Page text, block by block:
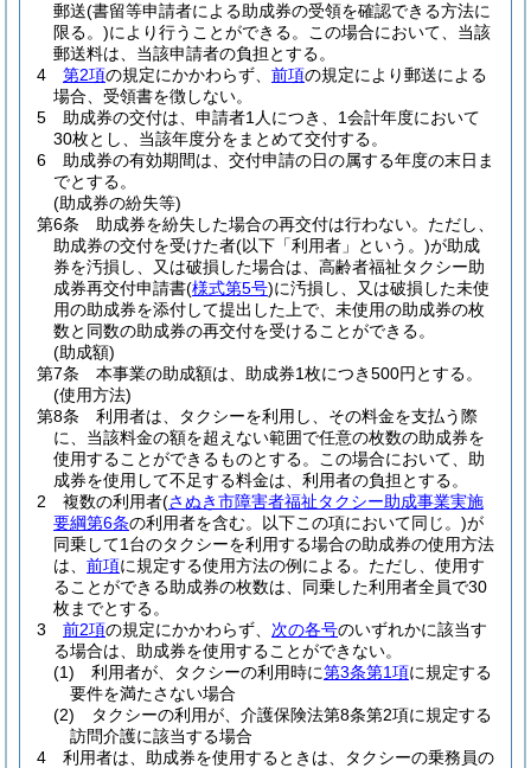
郵送(書留等申請者による助成券の受領を確認できる方法に
限る。)により行うことができる。
この場合において、当該
郵送料は、当該申請者の負担とする。
4
第2項の規定にかかわらず、 前項の規定により郵送による
場合、受領書を徴しない。
5
助成券の交付は、申請者1人につき、1会計年度において
30枚とし、当該年度分をまとめて交付する。
6
助成券の有効期間は、交付申請の日の属する年度の末日ま
でとする。
(助成券の紛失等)
第6条
助成券を紛失した場合の再交付は行わない。 ただし、
助成券の交付を受けた者(以下「利用者」という。)が助成
券を汚損し、又は破損した場合は、高齢者福祉タクシー助
成券再交付申請書(様式第5号)に汚損し、又は破損した未使
用の助成券を添付して提出した上で、未使用の助成券の枚
数と同数の助成券の再交付を受けることができる。
(助成額)
第7条
本事業の助成額は、助成券1枚につき500円とする。
(使用方法)
第8条
利用者は、タクシーを利用し、その料金を支払う際
に、当該料金の額を超えない範囲で任意の枚数の助成券を
使用することができるものとする。
この場合において、助
成券を使用して不足する料金は、利用者の負担とする。
2
複数の利用者(さぬき市障害者福祉タクシー助成事業実施
要綱第6条の利用者を含む。以下この項において同じ。)が
同乗して1台のタクシーを利用する場合の助成券の使用方法
は、 前項に規定する使用方法の例による。 ただし、使用す
ることができる助成券の枚数は、同乗した利用者全員で30
枚までとする。
3
前2項の規定にかかわらず、 次の各号のいずれかに該当す
る場合は、助成券を使用することができない。
(1)
利用者が、タクシーの利用時に第3条第1項に規定する
要件を満たさない場合
(2)
タクシーの利用が、介護保険法第8条第2項に規定する
訪問介護に該当する場合
4
利用者は、助成券を使用するときは、タクシーの乗務員の